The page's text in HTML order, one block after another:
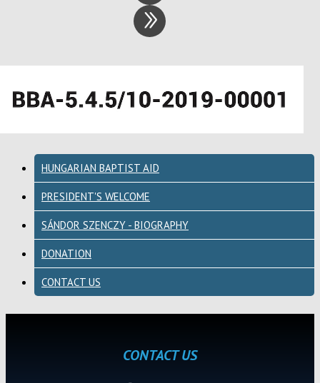
HUNGARIAN BAPTIST AID
PRESIDENT'S WELCOME
SÁNDOR SZENCZY - BIOGRAPHY
DONATION
CONTACT US
CONTACT US